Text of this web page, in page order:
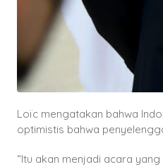
Loïc mengatakan bahwa
optimistis bahwa
“Itu akan menjadi acara